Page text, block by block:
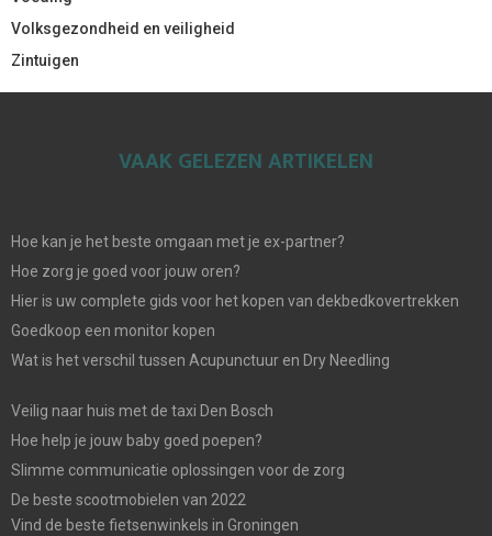
Volksgezondheid en veiligheid
Zintuigen
VAAK GELEZEN ARTIKELEN
Hoe kan je het beste omgaan met je ex-partner?
Hoe zorg je goed voor jouw oren?
Hier is uw complete gids voor het kopen van dekbedkovertrekken
Goedkoop een monitor kopen
Wat is het verschil tussen Acupunctuur en Dry Needling
Veilig naar huis met de taxi Den Bosch
Hoe help je jouw baby goed poepen?
Slimme communicatie oplossingen voor de zorg
De beste scootmobielen van 2022
Vind de beste fietsenwinkels in Groningen